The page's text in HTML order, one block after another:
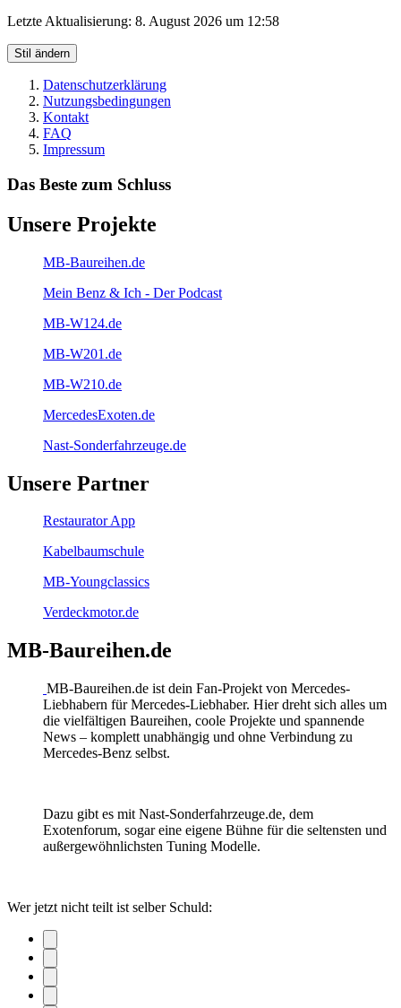
Letzte Aktualisierung: 8. August 2026 um 12:58
Stil ändern
Datenschutzerklärung
Nutzungsbedingungen
Kontakt
FAQ
Impressum
Das Beste zum Schluss
Unsere Projekte
MB-Baureihen.de
Mein Benz & Ich - Der Podcast
MB-W124.de
MB-W201.de
MB-W210.de
MercedesExoten.de
Nast-Sonderfahrzeuge.de
Unsere Partner
Restaurator App
Kabelbaumschule
MB-Youngclassics
Verdeckmotor.de
MB-Baureihen.de
MB-Baureihen.de ist dein Fan-Projekt von Mercedes-
Liebhabern für Mercedes-Liebhaber. Hier dreht sich alles um
die vielfältigen Baureihen, coole Projekte und spannende
News – komplett unabhängig und ohne Verbindung zu
Mercedes-Benz selbst.
Dazu gibt es mit Nast-Sonderfahrzeuge.de, dem
Exotenforum, sogar eine eigene Bühne für die seltensten und
außergewöhnlichsten Tuning Modelle.
Wer jetzt nicht teilt ist selber Schuld: